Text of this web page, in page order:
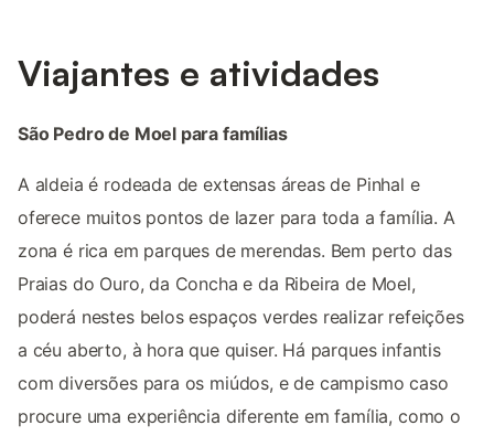
Viajantes e atividades
São Pedro de Moel para famílias
A aldeia é rodeada de extensas áreas de Pinhal e
oferece muitos pontos de lazer para toda a família. A
zona é rica em parques de merendas. Bem perto das
Praias do Ouro, da Concha e da Ribeira de Moel,
poderá nestes belos espaços verdes realizar refeições
a céu aberto, à hora que quiser. Há parques infantis
com diversões para os miúdos, e de campismo caso
procure uma experiência diferente em família, como o